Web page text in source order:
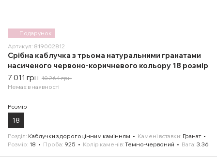
Подарунок
Артикул: 819002812
Срібна каблучка з трьома натуральними гранатами
насиченого червоно-коричневого кольору 18 розмір
7 011 грн 10 264 грн
Немає в наявності
Розмір
18
Розділ Каблучки з дорогоцінним камінням Камені вставки Гранат
Розмір 18 Проба 925 Колір каменів Темно-червоний Вага 3.36